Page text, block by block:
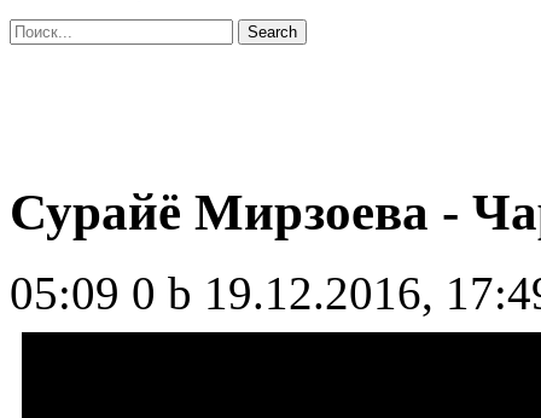
Сурайё Мирзоева -
05:09 0 b 19.12.2016,